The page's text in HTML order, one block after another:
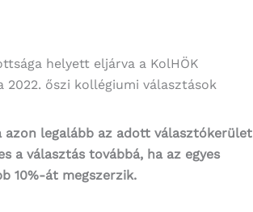
helyett eljárva a KolHÖK
őszi kollégiumi választások
azon legalább az adott választókerület
a választás továbbá, ha az egyes
10%-át megszerzik.